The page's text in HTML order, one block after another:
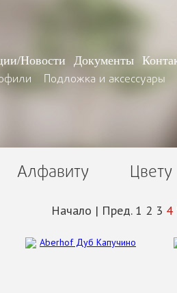
Новости Документы
Подложка и аксессуары
Алфавиту Цвету
Начало | Пред. 1 2 3 4